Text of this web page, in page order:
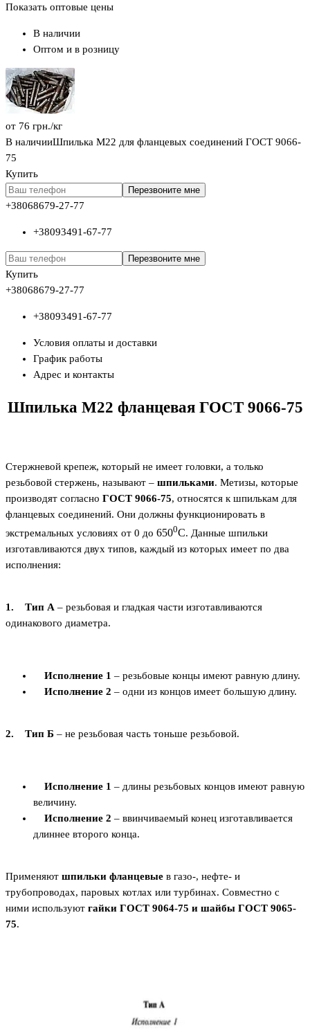
Показать оптовые цены
В наличии
Оптом и в розницу
от 76 грн./кг
В наличииШпилька М22 для фланцевых соединений ГОСТ 9066-
75
Купить
Перезвоните мне
+38068679-27-77
+38093491-67-77
Перезвоните мне
Купить
+38068679-27-77
+38093491-67-77
Условия оплаты и доставки
График работы
Адрес и контакты
Шпилька М22 фланцевая ГОСТ 9066-75
Стержневой крепеж, который не имеет головки, а только
резьбовой стержень, называют – шпильками. Метизы, которые
производят согласно ГОСТ 9066-75, относятся к шпилькам для
фланцевых соединений. Они должны функционировать в
экстремальных условиях от 0 до 6500С. Данные шпильки
изготавливаются двух типов, каждый из которых имеет по два
исполнения:
1. Тип А – резьбовая и гладкая части изготавливаются
одинакового диаметра.
Исполнение 1 – резьбовые концы имеют равную длину.
Исполнение 2 – одни из концов имеет большую длину.
2. Тип Б – не резьбовая часть тоньше резьбовой.
Исполнение 1 – длины резьбовых концов имеют равную
величину.
Исполнение 2 – ввинчиваемый конец изготавливается
длиннее второго конца.
Применяют шпильки фланцевые в газо-, нефте- и
трубопроводах, паровых котлах или турбинах. Совместно с
ними используют гайки ГОСТ 9064-75 и шайбы ГОСТ 9065-
75.